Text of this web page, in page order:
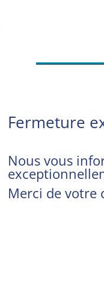
Fermeture
Nous vous
Merci de votre